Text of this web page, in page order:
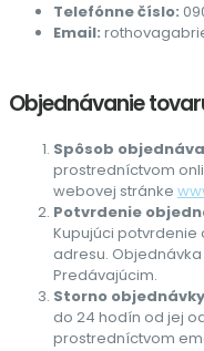
Telefónne číslo:
Email:
Objednávanie
Spôsob
prostredníctvom
webovej stránke
Potvrdenie
Kupujúci
adresu.
Predávajúcim.
Storno
do 24 hodín od jej
prostredníctvom